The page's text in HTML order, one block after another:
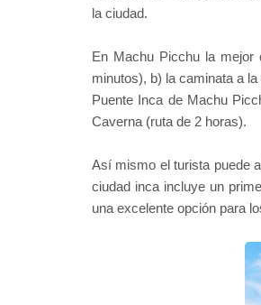
la ciudad.
En Machu Picchu la mejor
minutos), b) la caminata a
Puente Inca de Machu
Caverna (ruta de 2 horas).
Así mismo el turista puede
ciudad inca incluye un
una excelente opción para